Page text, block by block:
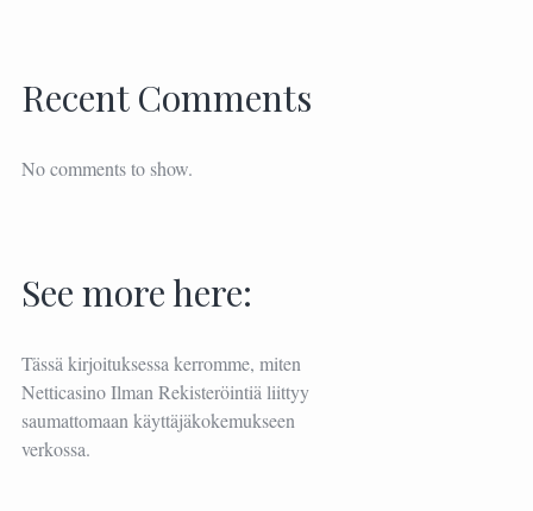
Recent Comments
No comments to show.
See more here:
Tässä kirjoituksessa kerromme, miten
Netticasino Ilman Rekisteröintiäliittyy
saumattomaan käyttäjäkokemukseen
verkossa.